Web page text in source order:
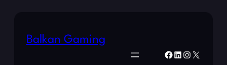
Balkan Gaming
Facebook
LinkedIn
Instagram
X